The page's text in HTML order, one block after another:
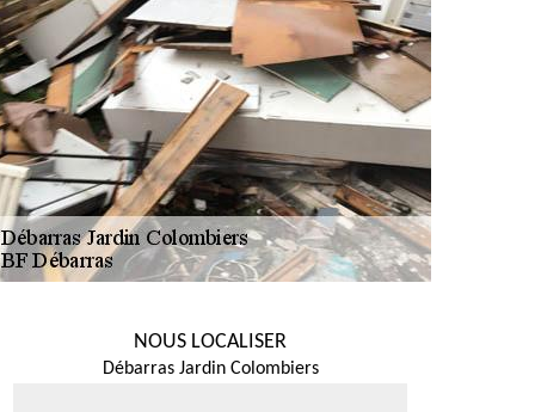
NOUS LOCALISER
Débarras Jardin Colombiers